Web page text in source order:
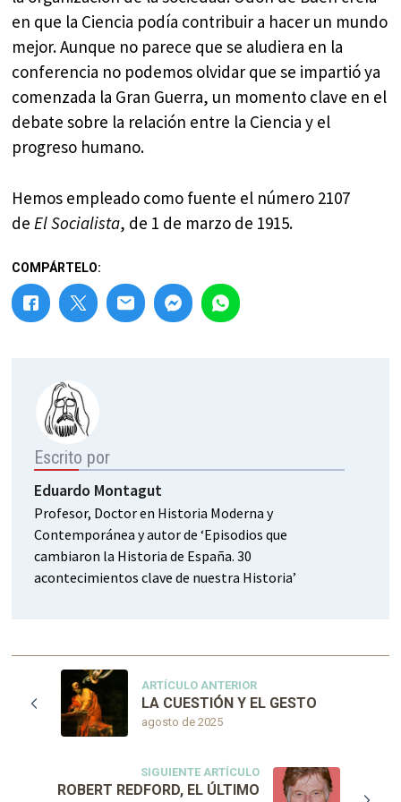
en que la Ciencia podía contribuir a hacer un mundo
mejor. Aunque no parece que se aludiera en la
conferencia no podemos olvidar que se impartió ya
comenzada la Gran Guerra, un momento clave en el
debate sobre la relación entre la Ciencia y el
progreso humano.
Hemos empleado como fuente el número 2107
de El Socialista, de 1 de marzo de 1915.
COMPÁRTELO:
Escrito por
Eduardo Montagut
Profesor, Doctor en Historia Moderna y
Contemporánea y autor de ‘Episodios que
cambiaron la Historia de España. 30
acontecimientos clave de nuestra Historia’
ARTÍCULO ANTERIOR
agosto de 2025
LA CUESTIÓN Y EL GESTO
SIGUIENTE ARTÍCULO
ROBERT REDFORD, EL ÚLTIMO